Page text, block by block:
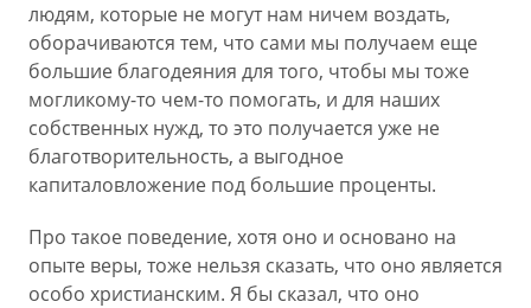
людям, которые не могут нам ничем воздать,
оборачиваются тем, что сами мы получаем еще
большие благодеяния для того, чтобы мы тоже
могликому-то чем-то помогать, и для наших
собственных нужд, то это получается уже не
благотворительность, а выгодное
капиталовложение под большие проценты.
Про такое поведение, хотя оно и основано на
опыте веры, тоже нельзя сказать, что оно является
особо христианским. Я бы сказал, что оно